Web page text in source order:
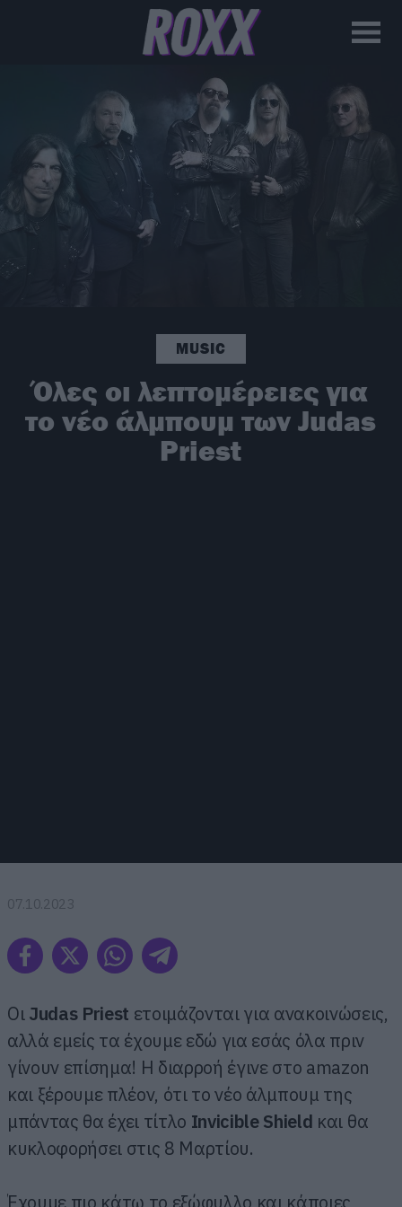
MUSIC
Όλες οι λεπτομέρειες για
το νέο άλμπουμ των Judas
Priest
07.10.2023
ΟιJudas Priest ετοιμάζονται για ανακοινώσεις,
αλλά εμείς τα έχουμε εδώ για εσάς όλα πριν
γίνουν επίσημα! Η διαρροή έγινε στο amazon
και ξέρουμε πλέον, ότι το νέο άλμπουμ της
μπάντας θα έχει τίτλο Invicible Shield και θα
κυκλοφορήσει στις 8 Μαρτίου.
Έχουμε πιο κάτω το εξώφυλλο και κάποιες